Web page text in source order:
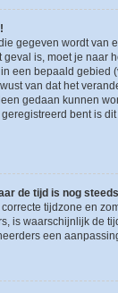
gegeven wordt van
geval is, moet je naar
een bepaald gebied
van dat het
gedaan kunnen
bent is
de tijd is nog
tijdzone en
is waarschijnlijk de
een